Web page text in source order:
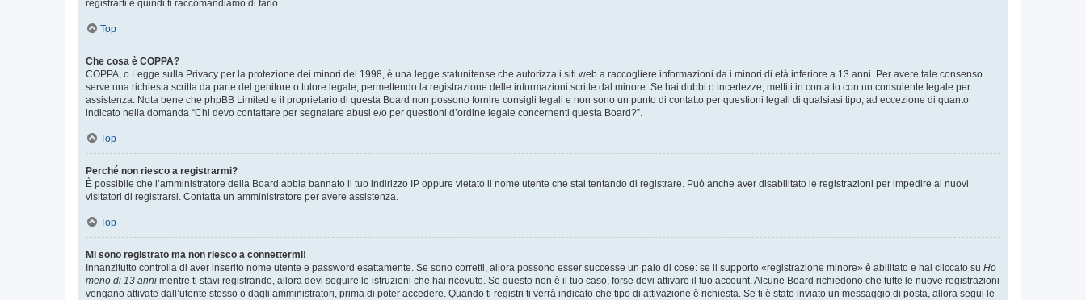
registrarti e quindi ti raccomandiamo di farlo.
Top
Che cosa è COPPA?
COPPA, o Legge sulla Privacy per la protezione dei minori del 1998, è una legge statunitense che autorizza i siti web a raccogliere informazioni da i minori di età inferiore a 13 anni. Per avere tale consenso
serve una richiesta scritta da parte del genitore o tutore legale, permettendo la registrazione delle informazioni scritte dal minore. Se hai dubbi o incertezze, mettiti in contatto con un consulente legale per
assistenza. Nota bene che phpBB Limited e il proprietario di questa Board non possono fornire consigli legali e non sono un punto di contatto per questioni legali di qualsiasi tipo, ad eccezione di quanto
indicato nella domanda “Chi devo contattare per segnalare abusi e/o per questioni d’ordine legale concernenti questa Board?”.
Top
Perché non riesco a registrarmi?
È possibile che l’amministratore della Board abbia bannato il tuo indirizzo IP oppure vietato il nome utente che stai tentando di registrare. Può anche aver disabilitato le registrazioni per impedire ai nuovi
visitatori di registrarsi. Contatta un amministratore per avere assistenza.
Top
Mi sono registrato ma non riesco a connettermi!
Innanzitutto controlla di aver inserito nome utente e password esattamente. Se sono corretti, allora possono esser successe un paio di cose: se il supporto «registrazione minore» è abilitato e hai cliccato su Ho
meno di 13 anni mentre ti stavi registrando, allora devi seguire le istruzioni che hai ricevuto. Se questo non è il tuo caso, forse devi attivare il tuo account. Alcune Board richiedono che tutte le nuove registrazioni
vengano attivate dall’utente stesso o dagli amministratori, prima di poter accedere. Quando ti registri ti verrà indicato che tipo di attivazione è richiesta. Se ti è stato inviato un messaggio di posta, allora segui le